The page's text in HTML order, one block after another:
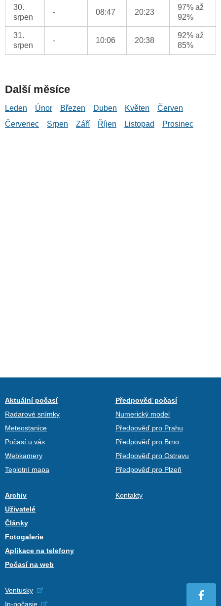
30.
srpen
- 08:47 20:23
97% až
92%
31.
srpen
- 10:06 20:38
92% až
85%
Další měsíce
Leden Únor Březen Duben Květen
Červen
Červenec
Srpen Září Říjen Listopad Prosinec
Aktuální počasí
Radarové snímky
Meteostanice
Počasí u vás
Webkamery
Teplotní mapa
Předpověď počasí
Numerický model
Předpověď pro Prahu
Předpověď pro Brno
Předpověď pro Ostravu
Předpověď pro Plzeň
Archiv
Uživatelé
Články
Fotogalerie
Aplikace na telefony
Počasí na web
Kontakty
Ventusky
In-počasie